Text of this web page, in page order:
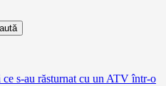
s-au răsturnat cu un ATV într-o